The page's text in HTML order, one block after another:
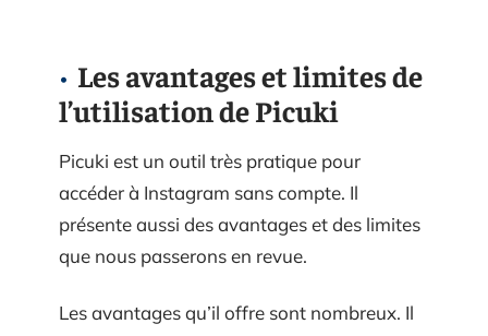
Les avantages et limites de
l’utilisation de Picuki
Picuki est un outil très pratique pour
accéder à Instagram sans compte. Il
présente aussi des avantages et des limites
que nous passerons en revue.
Les avantages qu’il offre sont nombreux. Il